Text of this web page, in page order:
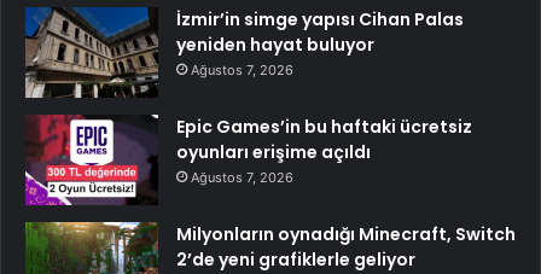
İzmir’in simge yapısı Cihan Palas
yeniden hayat buluyor
Ağustos 7, 2026
Epic Games’in bu haftaki ücretsiz
oyunları erişime açıldı
Ağustos 7, 2026
Milyonların oynadığı Minecraft, Switch
2’de yeni grafiklerle geliyor